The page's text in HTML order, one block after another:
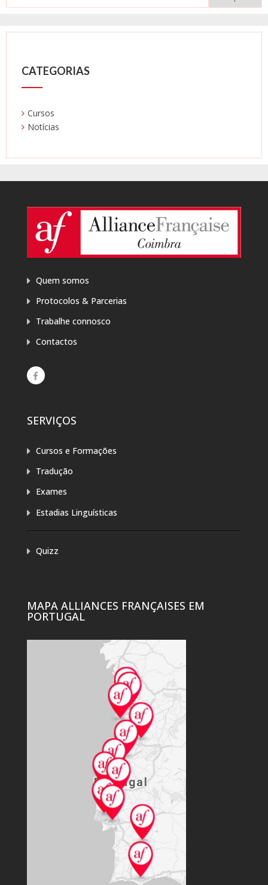
CATEGORIAS
Cursos
Notícias
Quem somos
Protocolos & Parcerias
Trabalhe connosco
Contactos
SERVIÇOS
Cursos e Formações
Tradução
Exames
Estadias Linguísticas
Quizz
MAPA ALLIANCES FRANÇAISES EM
PORTUGAL